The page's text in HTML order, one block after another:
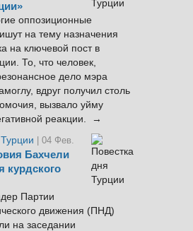
оппозиционные
на тему назначения
на ключевой пост в
То, что человек,
дело мэра
вдруг получил столь
вызвало уйму
реакции. →
| 04 Фев.
Бахчели
курдского
Партии
движения (ПНД)
на заседании